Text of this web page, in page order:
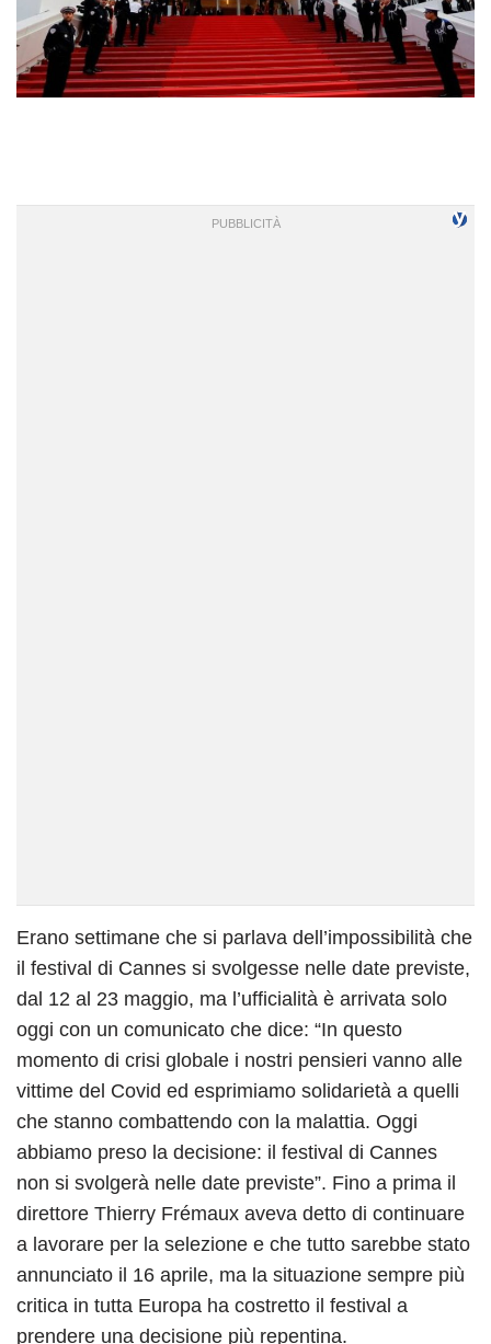
Erano settimane che si parlava dell’impossibilità che
il festival di Cannes si svolgesse nelle date previste,
dal 12 al 23 maggio, ma l’ufficialità è arrivata solo
oggi con un comunicato che dice: “In questo
momento di crisi globale i nostri pensieri vanno alle
vittime del Covid ed esprimiamo solidarietà a quelli
che stanno combattendo con la malattia. Oggi
abbiamo preso la decisione: il festival di Cannes
non si svolgerà nelle date previste”. Fino a prima il
direttore Thierry Frémaux aveva detto di continuare
a lavorare per la selezione e che tutto sarebbe stato
annunciato il 16 aprile, ma la situazione sempre più
critica in tutta Europa ha costretto il festival a
prendere una decisione più repentina.